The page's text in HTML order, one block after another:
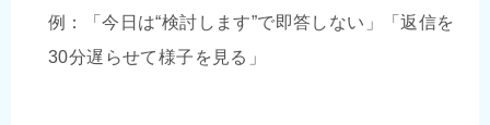
例：「今日は“検討します”で即答しない」「返信を
30分遅らせて様子を見る」